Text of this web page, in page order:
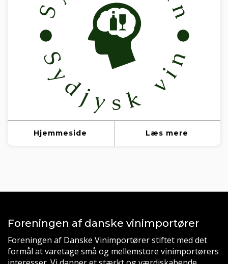
Hjemmeside Læs mere
Foreningen af danske vinimportører
Foreningen af Danske Vinimportører stiftet med det
formål at varetage små og mellemstore vinimportørers